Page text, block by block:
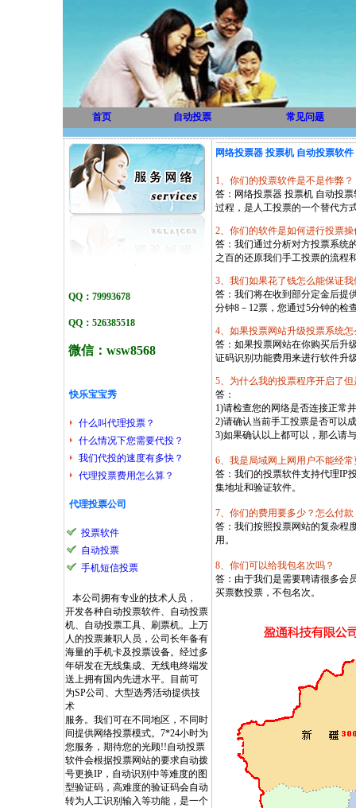
首页 自动投票 常见问题
QQ：79993678
QQ：526385518
微信： wsw8568
快乐宝宝秀
什么叫代理投票？
什么情况下您需要代投？
我们代投的速度有多快？
代理投票费用怎么算？
代理投票公司
投票软件
自动投票
手机短信投票
本公司拥有专业的技术人员，
开发各种自动投票软件、自动投票
机、自动投票工具、刷票机。上万
人的投票兼职人员，公司长年备有
海量的手机卡及投票设备。经过多
年研发在无线集成、无线电终端发
送上拥有国内先进水平。目前可
为SP公司、大型选秀活动提供技
术
服务。我们可在不同地区，不同时
间提供网络投票模式。7*24小时为
您服务，期待您的光顾!!自动投票
软件会根据投票网站的要求自动拨
号更换IP，自动识别中等难度的图
型验证码，高难度的验证码会自动
转为人工识别输入等功能，是一个
网络投票器 投票机 自动投票软
1、你们的投票软件是不是作弊？
答：网络投票器 投票机 自动投
过程，是人工投票的一个替代方
2、你们的软件是如何进行投票操
答：我们通过分析对方投票系统
之百的还原我们手工投票的流程
3、我们如果花了钱怎么能保证我
答：我们将在收到部分定金后提
分钟8－12票，您通过5分钟的检
4、如果投票网站升级投票系统怎
答：如果投票网站在你购买后升
证码识别功能费用来进行软件升
5、为什么我的投票程序开启了
答：
1)请检查您的网络是否连接正常
2)请确认当前手工投票是否可以
3)如果确认以上都可以，那么请
6、我是局域网上网用户不能经
答：我们的投票软件支持代理IP
集地址和验证软件。
7、你们的费用要多少？怎么付款
答：我们按照投票网站的复杂程
用。
8、你们可以给我包名次吗？
答：由于我们是需要聘请很多会
买票数投票，不包名次。